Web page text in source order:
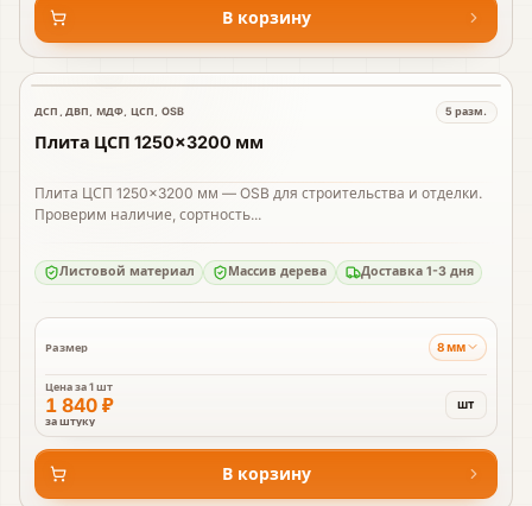
В корзину
В наличии
ДСП, ДВП, МДФ, ЦСП, OSB 5 разм.
Плита ЦСП 1250×3200 мм
Плита ЦСП 1250×3200 мм — OSB для строительства и отделки.
Проверим наличие, сортность...
Листовой материал Массив дерева Доставка 1-3 дня
Размер 8 мм
Цена за1 шт
1 840 ₽
за штуку
шт
В корзину